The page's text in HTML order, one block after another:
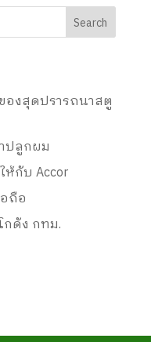
องสุดปรารถนาสตู
ปลูกผม
กับ Accor
ถือ
กดัง กทม.